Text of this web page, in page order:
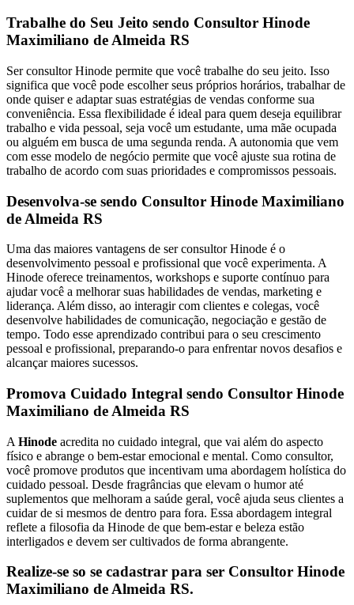
Trabalhe do Seu Jeito sendo Consultor Hinode
Maximiliano de Almeida RS
Ser consultor Hinode permite que você trabalhe do seu jeito. Isso
significa que você pode escolher seus próprios horários, trabalhar de
onde quiser e adaptar suas estratégias de vendas conforme sua
conveniência. Essa flexibilidade é ideal para quem deseja equilibrar
trabalho e vida pessoal, seja você um estudante, uma mãe ocupada
ou alguém em busca de uma segunda renda. A autonomia que vem
com esse modelo de negócio permite que você ajuste sua rotina de
trabalho de acordo com suas prioridades e compromissos pessoais.
Desenvolva-se sendo Consultor Hinode Maximiliano
de Almeida RS
Uma das maiores vantagens de ser consultor Hinode é o
desenvolvimento pessoal e profissional que você experimenta. A
Hinode oferece treinamentos, workshops e suporte contínuo para
ajudar você a melhorar suas habilidades de vendas, marketing e
liderança. Além disso, ao interagir com clientes e colegas, você
desenvolve habilidades de comunicação, negociação e gestão de
tempo. Todo esse aprendizado contribui para o seu crescimento
pessoal e profissional, preparando-o para enfrentar novos desafios e
alcançar maiores sucessos.
Promova Cuidado Integral sendo Consultor Hinode
Maximiliano de Almeida RS
A Hinode acredita no cuidado integral, que vai além do aspecto
físico e abrange o bem-estar emocional e mental. Como consultor,
você promove produtos que incentivam uma abordagem holística do
cuidado pessoal. Desde fragrâncias que elevam o humor até
suplementos que melhoram a saúde geral, você ajuda seus clientes a
cuidar de si mesmos de dentro para fora. Essa abordagem integral
reflete a filosofia da Hinode de que bem-estar e beleza estão
interligados e devem ser cultivados de forma abrangente.
Realize-se so se cadastrar para ser Consultor Hinode
Maximiliano de Almeida RS.